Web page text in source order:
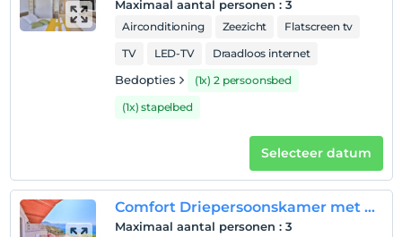
kinderen
Maximaal aantal personen : 3
Airconditioning Zeezicht
Flatscreen tv
TV
LED-TV Draadloos internet
Bedopties
(1x) 2 persoonsbed
(1x) stapelbed
Selecteer datum
Comfort Driepersoonskamer met Balkon en Uitzicht op Zee
Maximaal aantal personen : 3